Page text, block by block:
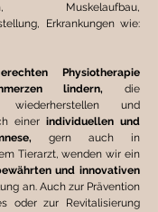
Muskelaufbau,
Erkrankungen wie:
Physiotherapie
lindern, die
wiederherstellen und
einer individuellen und
gern auch in
Tierarzt, wenden wir ein
und innovativen
an. Auch zur Prävention
oder zur Revitalisierung